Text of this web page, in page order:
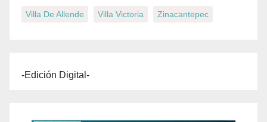
Villa De Allende Villa Victoria Zinacantepec
-Edición Digital-